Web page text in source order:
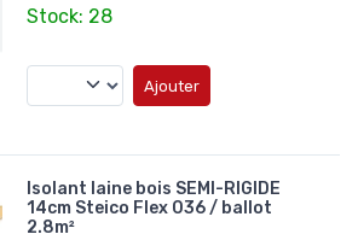
Stock: 28
Ajouter
Isolant laine bois SEMI-RIGIDE
14cm Steico Flex 036 / ballot
2.8m²